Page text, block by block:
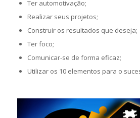
Ter automotivação;
Realizar seus projetos;
Construir os resultados que deseja;
Ter foco;
Comunicar-se de forma eficaz;
Utilizar os 10 elementos para o